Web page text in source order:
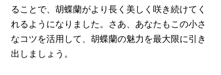
ることで、胡蝶蘭がより長く美しく咲き続けてく
れるようになりました。さあ、あなたもこの小さ
なコツを活用して、胡蝶蘭の魅力を最大限に引き
出しましょう。